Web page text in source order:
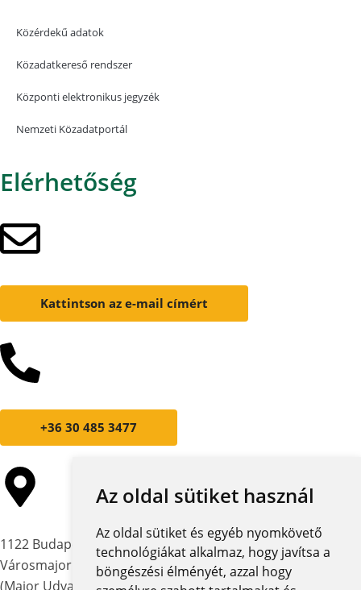
Az oldal sütiket használ
Az oldal sütiket és egyéb nyomkövető
technológiákat alkalmaz, hogy javítsa a
böngészési élményét, azzal hogy
Közérdekű adatok
Közadatkereső rendszer
Központi elektronikus jegyzék
Nemzeti Közadatportál
Elérhetőség
Kattintson az e-mail címért
+36 30 485 3477
1122 Budapest,
Városmajor utca 12-14.
(Major Udvar Irodaház)